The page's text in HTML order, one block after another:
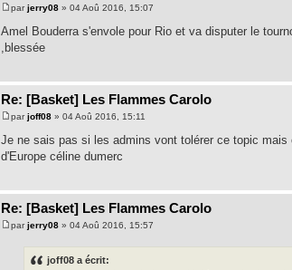
parjerry08 » 04 Aoû 2016, 15:07
Amel Bouderra s'envole pour Rio et va disputer le
,blessée
Re: [Basket] Les Flammes Carolo
parjoff08 » 04 Aoû 2016, 15:11
Je ne sais pas si les admins vont tolérer ce topic
d'Europe céline dumerc
Re: [Basket] Les Flammes Carolo
parjerry08 » 04 Aoû 2016, 15:57
joff08 a écrit: